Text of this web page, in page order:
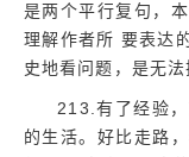
是两个平行复句，
理解作者所 要表达
史地看问题，是无法
213.有了经验
的生活。好比走路